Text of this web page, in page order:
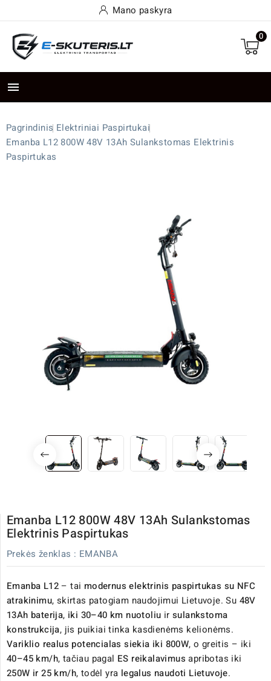
Mano paskyra
0

Pagrindinis Elektriniai Paspirtukai
Emanba L12 800W 48V 13Ah Sulankstomas Elektrinis
Paspirtukas
Emanba L12 800W 48V 13Ah Sulankstomas
Elektrinis Paspirtukas
Prekės ženklas : EMANBA
Emanba L12– tai modernus elektrinis paspirtukas su NFC
atrakinimu, skirtas patogiam naudojimui Lietuvoje. Su 48V
13Ah baterija, iki 30–40 km nuotoliu irsulankstoma
konstrukcija, jis puikiai tinka kasdienėms kelionėms.
Variklio realus potencialas siekia iki 800W, o greitis – iki
40–45 km/h, tačiau pagal ES reikalavimus apribotas iki
250W ir 25 km/h, todėl yra legalus naudoti Lietuvoje.